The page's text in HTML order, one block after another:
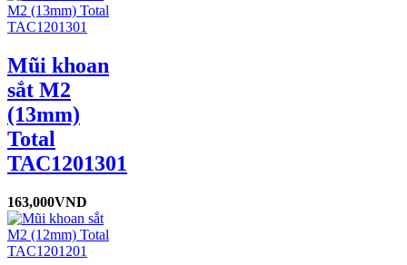
Mũi khoan
sắt M2
(13mm)
Total
TAC1201301
163,000VND